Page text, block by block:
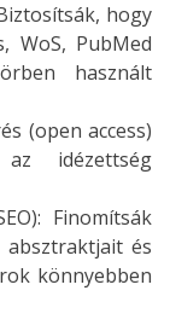
hogy
WoS, PubMed
használt
(open access)
az idézettség
Finomítsák
absztraktjait és
könnyebben